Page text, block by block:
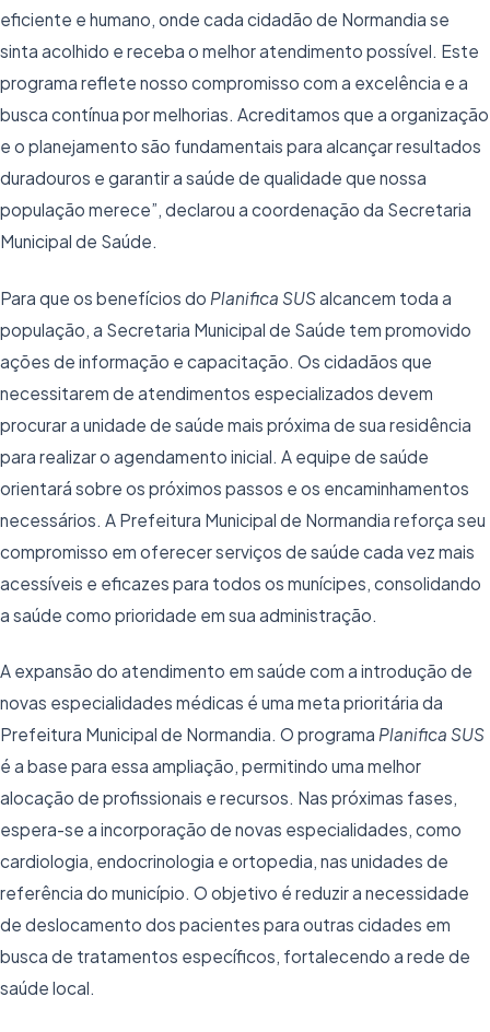
eficiente e humano, onde cada cidadão de Normandia se
sinta acolhido e receba o melhor atendimento possível. Este
programa reflete nosso compromisso com a excelência e a
busca contínua por melhorias. Acreditamos que a organização
e o planejamento são fundamentais para alcançar resultados
duradouros e garantir a saúde de qualidade que nossa
população merece”, declarou a coordenação da Secretaria
Municipal de Saúde.
Para que os benefícios do Planifica SUSalcancem toda a
população, a Secretaria Municipal de Saúde tem promovido
ações de informação e capacitação. Os cidadãos que
necessitarem de atendimentos especializados devem
procurar a unidade de saúde mais próxima de sua residência
para realizar o agendamento inicial. A equipe de saúde
orientará sobre os próximos passos e os encaminhamentos
necessários. A Prefeitura Municipal de Normandia reforça seu
compromisso em oferecer serviços de saúde cada vez mais
acessíveis e eficazes para todos os munícipes, consolidando
a saúde como prioridade em sua administração.
A expansão do atendimento em saúde com a introdução de
novas especialidades médicas é uma meta prioritária da
Prefeitura Municipal de Normandia. O programa Planifica SUS
é a base para essa ampliação, permitindo uma melhor
alocação de profissionais e recursos. Nas próximas fases,
espera-se a incorporação de novas especialidades, como
cardiologia, endocrinologia e ortopedia, nas unidades de
referência do município. O objetivo é reduzir a necessidade
de deslocamento dos pacientes para outras cidades em
busca de tratamentos específicos, fortalecendo a rede de
saúde local.